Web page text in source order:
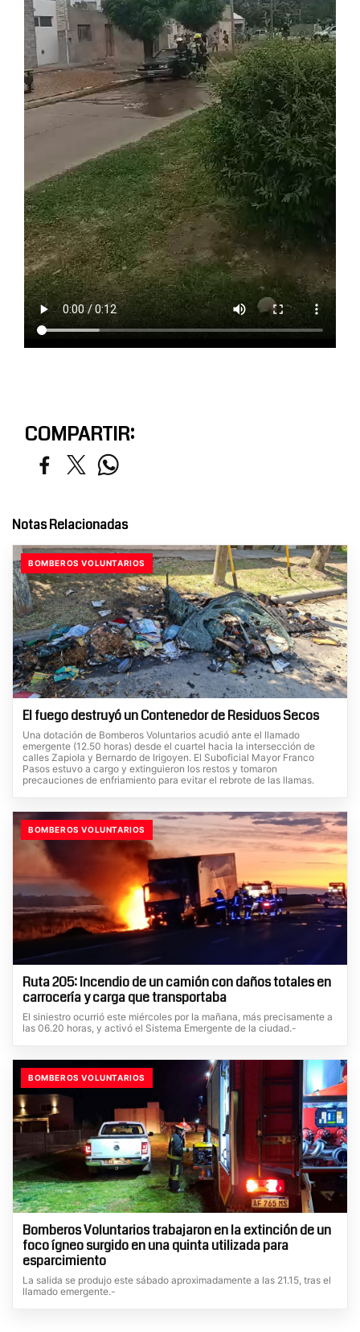
COMPARTIR:
Notas Relacionadas
BOMBEROS VOLUNTARIOS
El fuego destruyó un Contenedor de Residuos Secos
Una dotación de Bomberos Voluntarios acudió ante el llamado
emergente (12.50 horas) desde el cuartel hacia la intersección de
calles Zapiola y Bernardo de Irigoyen. El Suboficial Mayor Franco
Pasos estuvo a cargo y extinguieron los restos y tomaron
precauciones de enfriamiento para evitar el rebrote de las llamas.
BOMBEROS VOLUNTARIOS
Ruta 205: Incendio de un camión con daños totales en
carrocería y carga que transportaba
El siniestro ocurrió este miércoles por la mañana, más precisamente a
las 06.20 horas, y activó el Sistema Emergente de la ciudad.-
BOMBEROS VOLUNTARIOS
Bomberos Voluntarios trabajaron en la extinción de un
foco ígneo surgido en una quinta utilizada para
esparcimiento
La salida se produjo este sábado aproximadamente a las 21.15, tras el
llamado emergente.-